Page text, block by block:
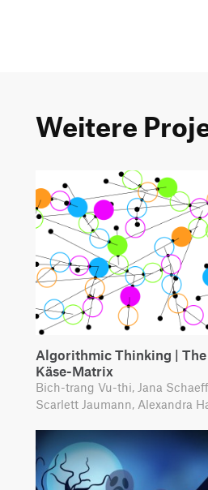
Weitere
Algorithmic Thinking | The
Käse-Matrix
Bich-trang Vu-thi, Jana
Scarlett Jaumann, Alexandra